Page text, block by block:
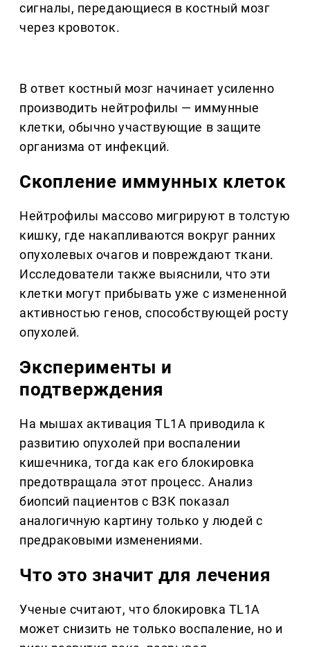
сигналы, передающиеся в костный мозг
через кровоток.
В ответ костный мозг начинает усиленно
производить нейтрофилы — иммунные
клетки, обычно участвующие в защите
организма от инфекций.
Скопление иммунных клеток
Нейтрофилы массово мигрируют в толстую
кишку, где накапливаются вокруг ранних
опухолевых очагов и повреждают ткани.
Исследователи также выяснили, что эти
клетки могут прибывать уже с измененной
активностью генов, способствующей росту
опухолей.
Эксперименты и
подтверждения
На мышах активация TL1A приводила к
развитию опухолей при воспалении
кишечника, тогда как его блокировка
предотвращала этот процесс. Анализ
биопсий пациентов с ВЗК показал
аналогичную картину только у людей с
предраковыми изменениями.
Что это значит для лечения
Ученые считают, что блокировка TL1A
может снизить не только воспаление, но и